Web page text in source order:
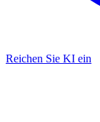
Reichen Sie KI ein